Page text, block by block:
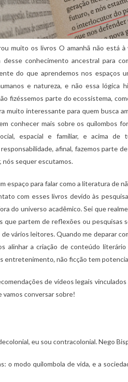
muito os livros O amanhã não está
desse conhecimento ancestral para
do que aprendemos nos espaços
e natureza, e não essa lógica
fizéssemos parte do ecossistema,
muito interessante para quem busca
conhecer mais sobre os quilombos
espacial e familiar, e acima
afinal, fazemos parte
nós sequer escutamos.
espaço para falar como a literatura de
com esses livros devido às
do universo acadêmico. Sei que
partem de reflexões ou pesquisas
vários leitores. Quando me deparar
alinhar a criação de conteúdo
entretenimento, não ficção tem
de vídeos legais
vamos conversar sobre!
eu sou contracolonial. Nego
o modo quilombola de vida, e a